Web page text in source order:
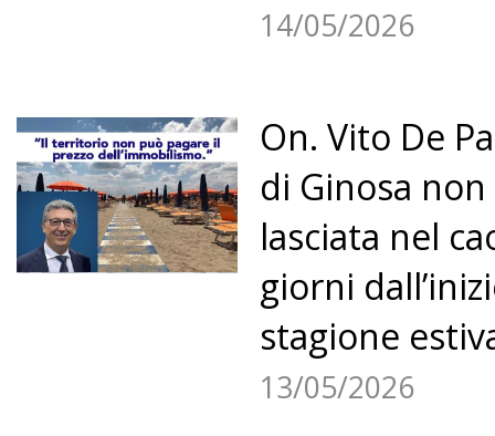
14/05/2026
On. Vito De
di Ginosa
lasciata nel
giorni
stagione
13/05/2026